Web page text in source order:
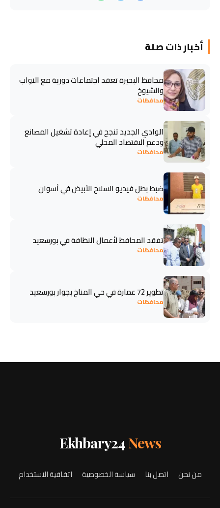
أخبار ذات صلة
محافظ البحيرة تعقد اجتماعات دورية مع النواب
والشيوخ
محافظات
الوادي الجديد تنجح في إعادة تشغيل المصانع
ودعم الاقتصاد المحلي
محافظات
ضبط بطل فيديو السلاح الأبيض في أسوان
محافظات
تفقد المحافظ لأعمال النظافة في بورسعيد
محافظات
تطوير 72 عمارة في حي المناخ بجوار بورسعيد
محافظات
Ekhbary24News
من نحن اتصل بنا سياسة الخصوصية اتفاقية الاستخدام